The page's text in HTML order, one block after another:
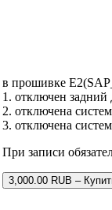
в прошивке
1. отключен задний
2. отключена
3. отключена
При записи
3,000.00 RUB –